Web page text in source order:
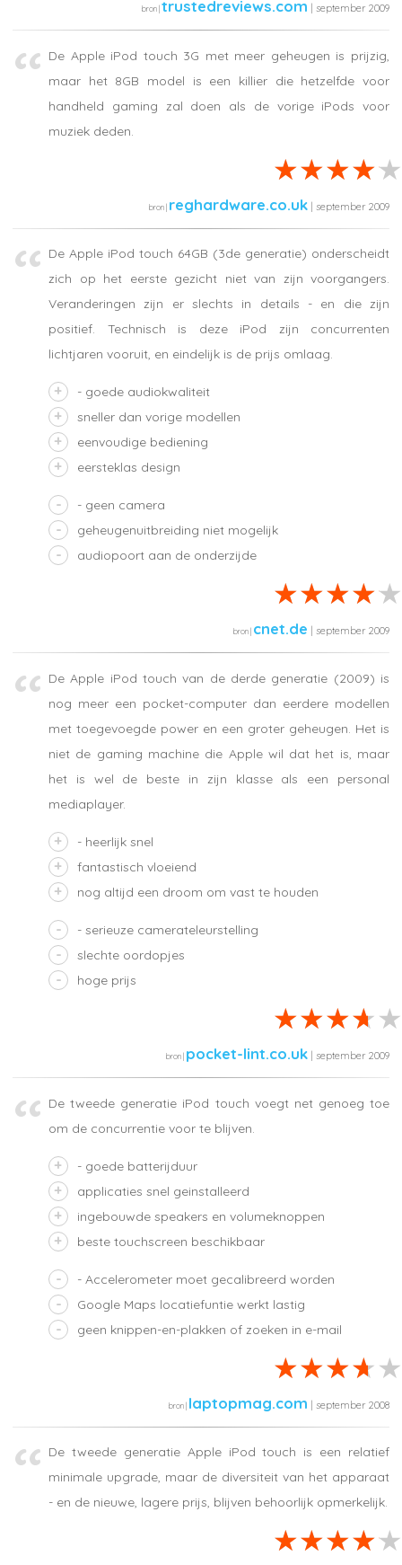
trustedreviews.com | september 2009
De Apple iPod touch 3G met meer geheugen is prijzig,
maar het 8GB model is een killier die hetzelfde voor
handheld gaming zal doen als de vorige iPods voor
muziek deden.
reghardware.co.uk | september 2009
De Apple iPod touch 64GB (3de generatie) onderscheidt
zich op het eerste gezicht niet van zijn voorgangers.
Veranderingen zijn er slechts in details - en die zijn
positief. Technisch is deze iPod zijn concurrenten
lichtjaren vooruit, en eindelijk is de prijs omlaag.
- goede audiokwaliteit
sneller dan vorige modellen
eenvoudige bediening
eersteklas design
- geen camera
geheugenuitbreiding niet mogelijk
audiopoort aan de onderzijde
cnet.de | september 2009
De Apple iPod touch van de derde generatie (2009) is
nog meer een pocket-computer dan eerdere modellen
met toegevoegde power en een groter geheugen. Het is
niet de gaming machine die Apple wil dat het is, maar
het is wel de beste in zijn klasse als een personal
mediaplayer.
- heerlijk snel
fantastisch vloeiend
nog altijd een droom om vast te houden
- serieuze camerateleurstelling
slechte oordopjes
hoge prijs
pocket-lint.co.uk | september 2009
De tweede generatie iPod touch voegt net genoeg toe
om de concurrentie voor te blijven.
- goede batterijduur
applicaties snel geinstalleerd
ingebouwde speakers en volumeknoppen
beste touchscreen beschikbaar
- Accelerometer moet gecalibreerd worden
Google Maps locatiefuntie werkt lastig
geen knippen-en-plakken of zoeken in e-mail
laptopmag.com | september 2008
De tweede generatie Apple iPod touch is een relatief
minimale upgrade, maar de diversiteit van het apparaat
- en de nieuwe, lagere prijs, blijven behoorlijk opmerkelijk.